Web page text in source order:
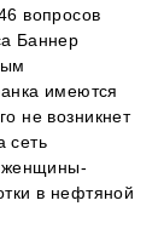
вопросов
Баннер
имеются
не возникнет
сеть
женщины-
в нефтяной